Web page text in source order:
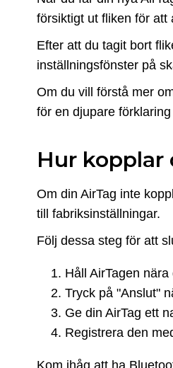
försiktigt ut fliken för att
Efter att du tagit bort
inställningsfönster på
Om du vill förstå mer
för en djupare
Hur kopplar
Om din AirTag inte
till fabriksinställningar.
Följ dessa steg för att
Håll AirTagen
Tryck på "Anslut"
Ge din AirTag ett
Registrera den
Kom ihåg att ha